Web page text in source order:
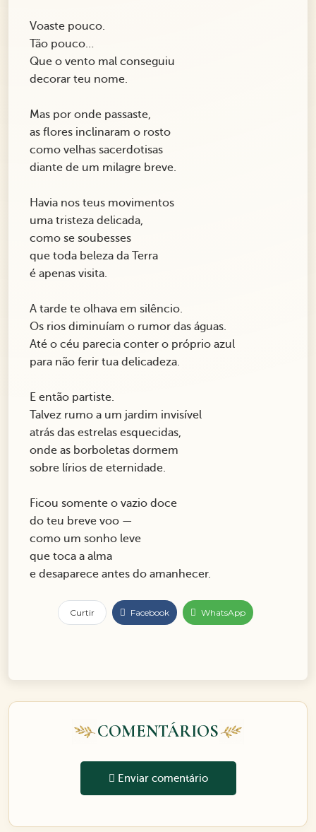
Voaste pouco.
Tão pouco…
Que o vento mal conseguiu
decorar teu nome.
Mas por onde passaste,
as flores inclinaram o rosto
como velhas sacerdotisas
diante de um milagre breve.
Havia nos teus movimentos
uma tristeza delicada,
como se soubesses
que toda beleza da Terra
é apenas visita.
A tarde te olhava em silêncio.
Os rios diminuíam o rumor das águas.
Até o céu parecia conter o próprio azul
para não ferir tua delicadeza.
E então partiste.
Talvez rumo a um jardim invisível
atrás das estrelas esquecidas,
onde as borboletas dormem
sobre lírios de eternidade.
Ficou somente o vazio doce
do teu breve voo —
como um sonho leve
que toca a alma
e desaparece antes do amanhecer.
Curtir Facebook WhatsApp
COMENTÁRIOS
Enviar comentário